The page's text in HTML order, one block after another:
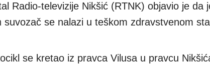
Radio-televizije Nikšić (RTNK) objavio je
suvozač se nalazi u teškom zdravstvenom
se kretao iz pravca Vilusa u pravcu